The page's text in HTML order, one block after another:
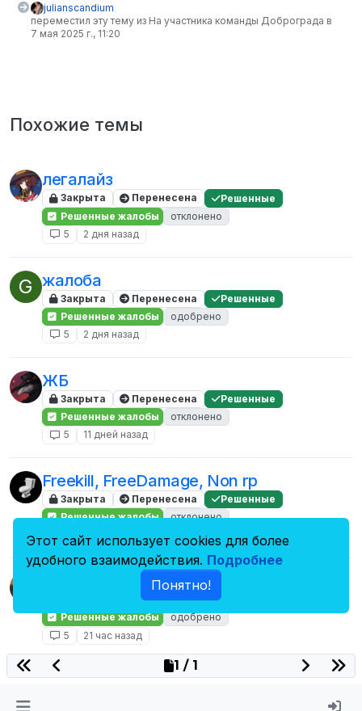
julianscandium
переместил эту тему из На участника команды Доброграда в
7 мая 2025 г., 11:20
Похожие темы
легалайз
Закрыта Перенесена
Решенные
Решенные жалобы
отклонено
5
2 дня назад
G жалоба
Закрыта Перенесена
Решенные
Решенные жалобы
одобрено
5
2 дня назад
ЖБ
Закрыта Перенесена
Решенные
Решенные жалобы
отклонено
5
11 дней назад
Freekill, FreeDamage, Non rp
Закрыта Перенесена
Решенные
Решенные жалобы
отклонено
Перенесена
Решенные
Решенные жалобы
одобрено
5
21 час назад
1 / 1
Этот сайт использует cookies для более
удобного взаимодействия. Подробнее
Понятно!